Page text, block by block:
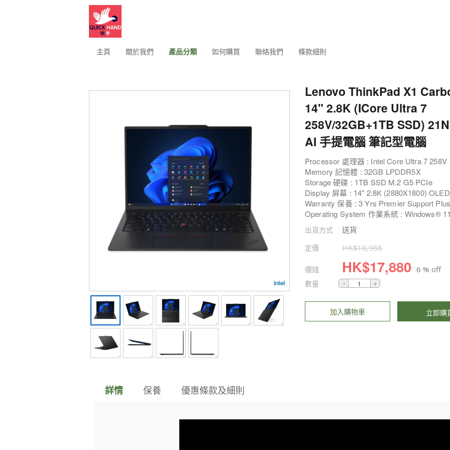
主頁 關於我們 產品分類 如何購買 聯絡我們 條款細則
Lenovo ThinkPad X1
14" 2.8K (ICore Ultra 7
258V/32GB+1TB SSD)
AI 手提電腦 筆記型電腦
Processor 處理器 : Intel Core Ultra 7 258V
Memory 記憶體 : 32GB LPDDR5X
Storage 硬碟 : 1TB SSD M.2 G5 PCIe
Display 屏幕 : 14" 2.8K (2880X1800) OLED
Warranty 保養 : 3 Yrs Premier Support Plus
Operating System 作業系統 : Windows®
出貨方式 送貨
定價 HK$18,988
價錢 HK$17,880 6 % off
數量
加入購物車 立即購
詳情 保養 優惠條款及細則